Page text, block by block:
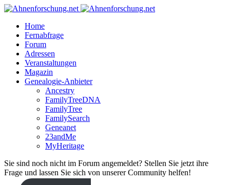
Home
Fernabfrage
Forum
Adressen
Veranstaltungen
Magazin
Genealogie-Anbieter
Ancestry
FamilyTreeDNA
FamilyTree
FamilySearch
Geneanet
23andMe
MyHeritage
Sie sind noch nicht im Forum angemeldet? Stellen Sie jetzt ihre
Frage und lassen Sie sich von unserer Community helfen!